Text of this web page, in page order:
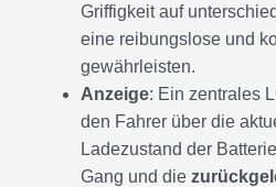
Griffigkeit auf
eine reibungslose und
gewährleisten.
Anzeige: Ein zentrales
den Fahrer über die
Ladezustand der
Gang und die